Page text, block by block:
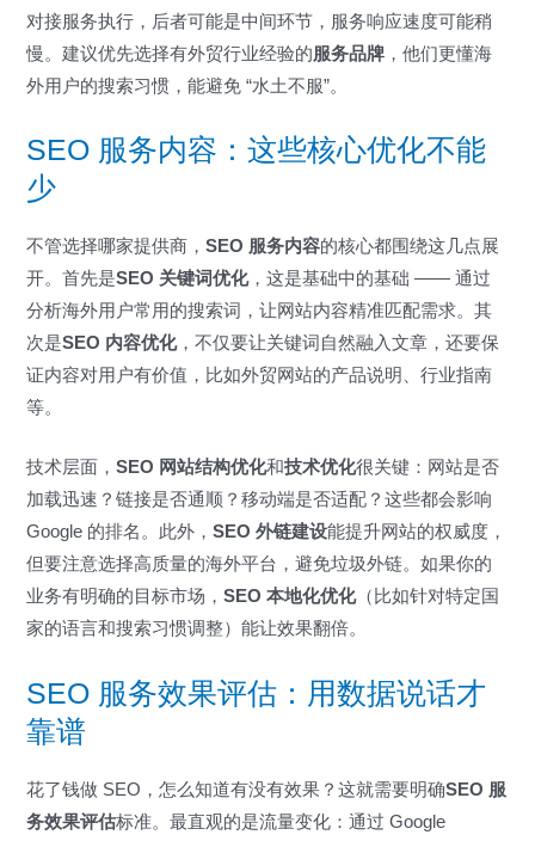
对接服务执行，后者可能是中间环节，服务响应速度可能稍
慢。建议优先选择有外贸行业经验的服务品牌 ，他们更懂海
外用户的搜索习惯，能避免 “水土不服”。
SEO 服务内容：这些核心优化不能
少
不管选择哪家提供商，SEO 服务内容的核心都围绕这几点展
开。首先是SEO 关键词优化，这是基础中的基础 —— 通过
分析海外用户常用的搜索词，让网站内容精准匹配需求。其
次是SEO 内容优化，不仅要让关键词自然融入文章，还要保
证内容对用户有价值，比如外贸网站的产品说明、行业指南
等。
技术层面，SEO 网站结构优化和技术优化很关键：网站是否
加载迅速？链接是否通顺？移动端是否适配？这些都会影响
Google 的排名。此外，SEO 外链建设能提升网站的权威度，
但要注意选择高质量的海外平台，避免垃圾外链。如果你的
业务有明确的目标市场，SEO 本地化优化（比如针对特定国
家的语言和搜索习惯调整）能让效果翻倍。
SEO 服务效果评估：用数据说话才
靠谱
花了钱做 SEO，怎么知道有没有效果？这就需要明确SEO 服
务效果评估标准。最直观的是流量变化：通过 Google